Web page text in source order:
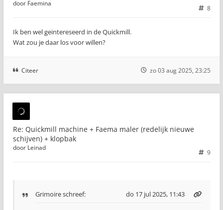
8
door Faemina
Ik ben wel geintereseerd in de Quickmill.
Wat zou je daar los voor willen?
Citeer zo 03 aug 2025, 23:25
Re: Quickmill machine + Faema maler (redelijk nieuwe
schijven) + klopbak
9
door Leinad
Grimoireschreef: do 17 jul 2025, 11:43